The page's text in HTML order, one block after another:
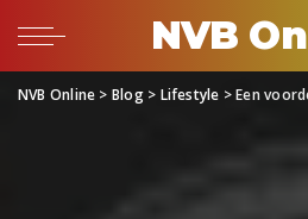
NVB
NVB Online > Blog> Lifestyle >Een voordelige